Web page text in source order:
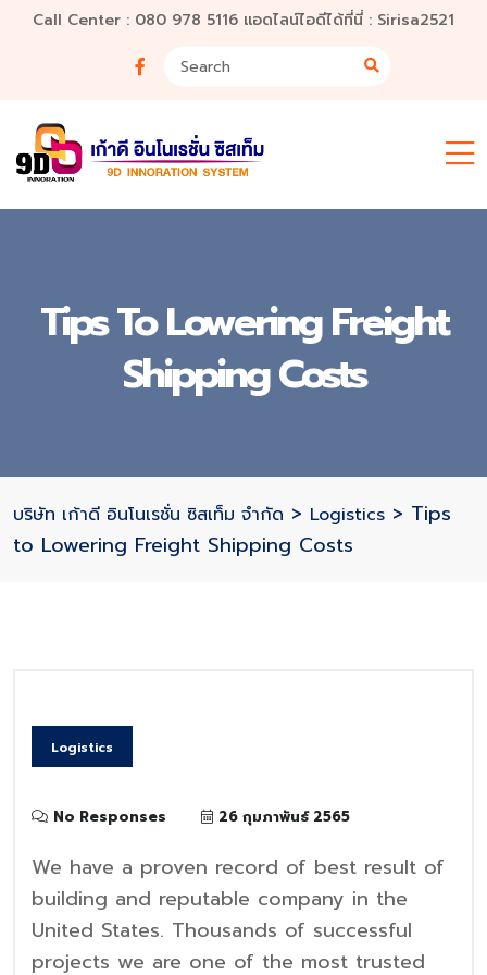
Call Center : 080 978 5116 แอดไลน์ไอดีได้ที่นี่ : Sirisa2521
Tips To Lowering Freight
Shipping Costs
บริษัท เก้าดี อินโนเรชั่น ซิสเท็ม จำกัด > Logistics > Tips
to Lowering Freight Shipping Costs
Logistics
No Responses 26 กุมภาพันธ์ 2565
We have a proven record of best result of
building and reputable company in the
United States. Thousands of successful
projects we are one of the most trusted